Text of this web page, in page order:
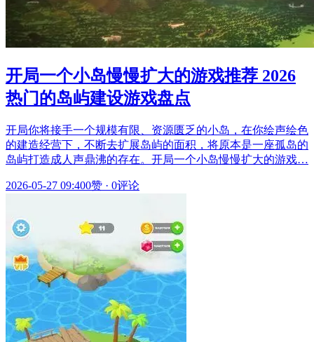
开局一个小岛慢慢扩大的游戏推荐 2026
热门的岛屿建设游戏盘点
开局你将接手一个规模有限、资源匮乏的小岛，在你绘声绘色
的建造经营下，不断去扩展岛屿的面积，将原本是一座孤岛的
岛屿打造成人声鼎沸的存在。开局一个小岛慢慢扩大的游戏…
2026-05-27 09:400赞 · 0评论